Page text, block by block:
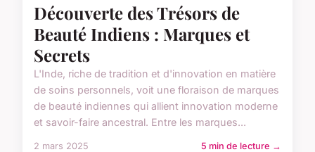
Découverte des Trésors de
Beauté Indiens : Marques et
Secrets
L'Inde, riche de tradition et d'innovation en matière
de soins personnels, voit une floraison de marques
de beauté indiennes qui allient innovation moderne
et savoir-faire ancestral. Entre les marques...
2 mars 2025 5 min de lecture →